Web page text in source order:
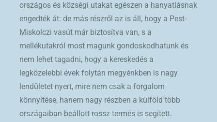
országos és községi utakat egészen a hanyatlásnak
engedték át: de más részről az is áll, hogy a Pest-
Miskolczi vasút már biztosítva van, s a
mellékutakról most magunk gondoskodhatunk és
nem lehet tagadni, hogy a kereskedés a
legközelebbi évek folytán megyénkben is nagy
lendületet nyert, mire nem csak a forgalom
könnyítése, hanem nagy részben a külföld több
országaiban beállott rossz termés is segített.